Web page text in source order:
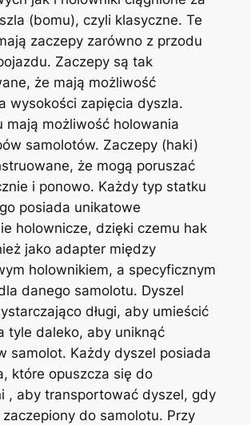
(bomu), czyli klasyczne. Te
zaczepy zarówno z przodu
Zaczepy są tak
że mają możliwość
wysokości zapięcia dyszla.
mają możliwość holowania
samolotów. Zaczepy (haki)
że mogą poruszać
i ponowo. Każdy typ statku
posiada unikatowe
holownicze, dzięki czemu hak
jako adapter między
holownikiem, a specyficznym
danego samolotu. Dyszel
długi, aby umieścić
tyle daleko, aby uniknąć
samolot. Każdy dyszel posiada
które opuszcza się do
, aby transportować dyszel, gdy
do samolotu. Przy